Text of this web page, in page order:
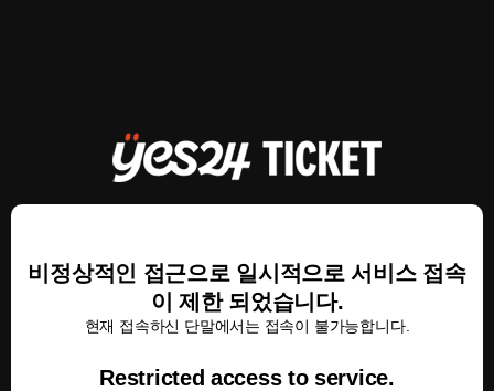
비정상적인 접근으로 일시적으로 서비스 접속
이 제한 되었습니다.
현재 접속하신 단말에서는 접속이 불가능합니다.
Restricted access to service.